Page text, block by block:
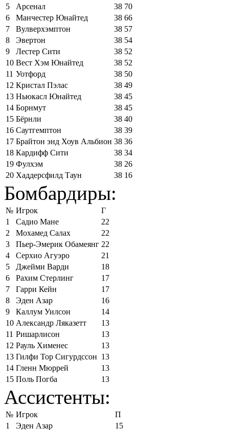
5
Арсенал 38 70
6
Манчестер Юнайтед 38 66
7
Вулверхэмптон 38 57
8
Эвертон 38 54
9
Лестер Сити 38 52
10 Вест Хэм Юнайтед 38 52
11 Уотфорд 38 50
12 Кристал Пэлас 38 49
13 Ньюкасл Юнайтед 38 45
14 Борнмут 38 45
15 Бёрнли 38 40
16 Саутгемптон 38 39
17 Брайтон энд Хоув Альбион 38 36
18 Кардифф Сити 38 34
19 Фулхэм 38 26
20 Хаддерсфилд Таун 38 16
Бомбардиры:
№ Игрок
Г
1
Садио Мане
22
2
Мохамед Салах
22
3
Пьер-Эмерик Обамеянг 22
4
Серхио Агуэро
21
5
Джейми Варди
18
6
Рахим Стерлинг
17
7
Гарри Кейн
17
8
Эден Азар
16
9
Каллум Уилсон
14
10 Александр Ляказетт
13
11 Ришарлисон
13
12 Рауль Хименес
13
13 Гилфи Тор Сигурдссон 13
14 Гленн Мюррей
13
15 Поль Погба 13
Ассистенты:
№ Игрок
П
1
Эден Азар
15